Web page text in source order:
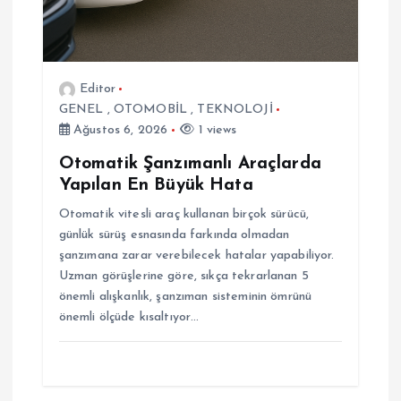
Editor
GENEL , OTOMOBİL , TEKNOLOJİ
Ağustos 6, 2026
1 views
Otomatik Şanzımanlı Araçlarda
Yapılan En Büyük Hata
Otomatik vitesli araç kullanan birçok sürücü,
günlük sürüş esnasında farkında olmadan
şanzımana zarar verebilecek hatalar yapabiliyor.
Uzman görüşlerine göre, sıkça tekrarlanan 5
önemli alışkanlık, şanzıman sisteminin ömrünü
önemli ölçüde kısaltıyor…